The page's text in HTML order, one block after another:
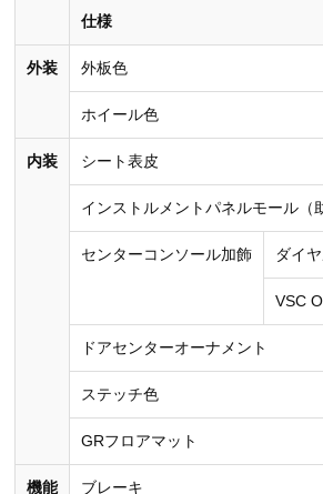
仕様
外装 外板色
ホイール色
内装 シート表皮
インストルメントパネルモール（
センターコンソール加飾 ダイ
VSC
ドアセンターオーナメント
ステッチ色
GRフロアマット
機能 ブレーキ